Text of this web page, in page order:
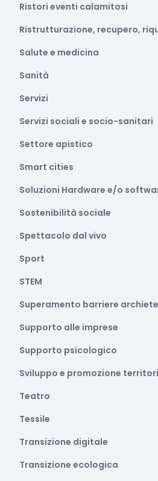
Ristori eventi calamitosi
Ristrutturazione, recupero,
Salute e medicina
Sanità
Servizi
Servizi sociali e socio-sanitari
Settore apistico
Smart cities
Soluzioni Hardware e/o
Sostenibilità sociale
Spettacolo dal vivo
Sport
STEM
Superamento barriere
Supporto alle imprese
Supporto psicologico
Sviluppo e promozione
Teatro
Tessile
Transizione digitale
Transizione ecologica